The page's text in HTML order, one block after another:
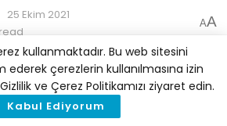
25 Ekim 2021
AA
kullanmaktadır. Bu web sitesini
çerezlerin kullanılmasına izin
ve Çerez Politikamızı ziyaret edin.
Kabul Ediyorum